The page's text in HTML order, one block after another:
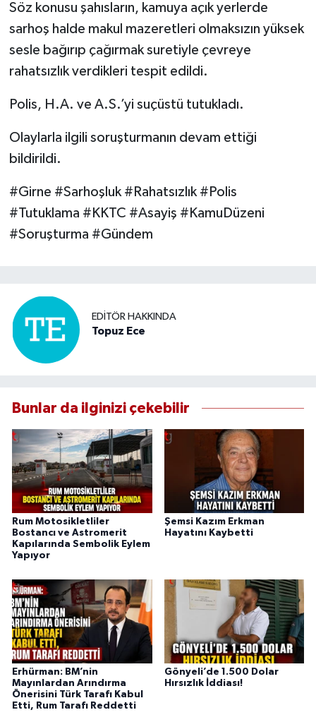
Söz konusu şahısların, kamuya açık yerlerde
sarhoş halde makul mazeretleri olmaksızın yüksek
sesle bağırıp çağırmak suretiyle çevreye
rahatsızlık verdikleri tespit edildi.
Polis, H.A. ve A.S.’yi suçüstü tutukladı.
Olaylarla ilgili soruşturmanın devam ettiği
bildirildi.
#Girne #Sarhoşluk #Rahatsızlık #Polis
#Tutuklama #KKTC #Asayiş #KamuDüzeni
#Soruşturma #Gündem
EDITÖR HAKKINDA
Topuz Ece
Bunlar da ilginizi çekebilir
Rum Motosikletliler
Bostancı ve Astromerit
Kapılarında Sembolik Eylem
Yapıyor
Şemsi Kazım Erkman
Hayatını Kaybetti
Erhürman: BM’nin
Mayınlardan Arındırma
Önerisini Türk Tarafı Kabul
Etti, Rum Tarafı Reddetti
Gönyeli’de 1.500 Dolar
Hırsızlık İddiası!